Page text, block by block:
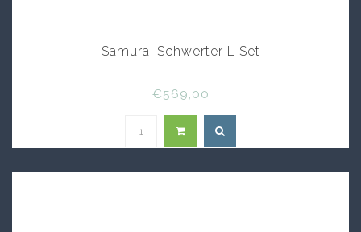
Samurai Schwerter L Set
€569,00